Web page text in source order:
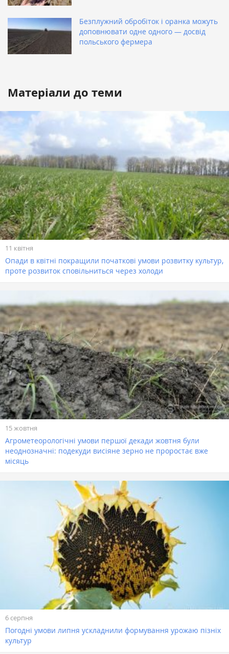
Безплужний обробіток і оранка можуть
доповнювати одне одного — досвід
польського фермера
Матеріали до теми
11 квітня
Опади в квітні покращили початкові умови розвитку культур,
проте розвиток сповільниться через холоди
15 жовтня
Агрометеорологічні умови першої декади жовтня були
неоднозначні: подекуди висіяне зерно не проростає вже
місяць
6 серпня
Погодні умови липня ускладнили формування урожаю пізніх
культур